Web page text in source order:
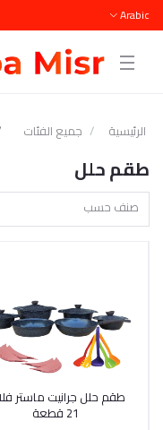
Arabic
الرئيسية جميع الفئات
طقم حلل
صنف حسب
أضف إلى السلة
طقم حلل جرانيت ماستر
21 قطعة